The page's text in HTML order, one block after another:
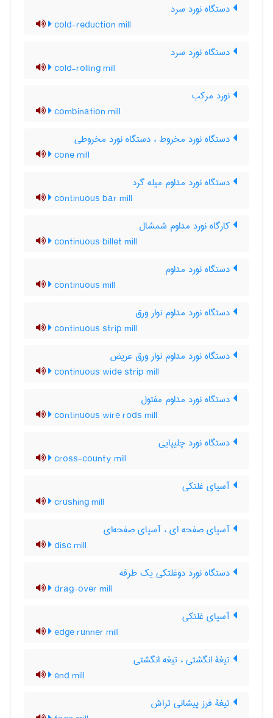
دستگاه نورد سرد
cold-reduction mill
دستگاه نورد سرد
cold-rolling mill
نورد مرکب
combination mill
دستگاه نورد مخروط ، دستگاه نورد مخروطی
cone mill
دستگاه نورد مداوم میله گرد
continuous bar mill
کارگاه نورد مداوم شمشال
continuous billet mill
دستگاه نورد مداوم
continuous mill
دستگاه نورد مداوم نوار ورق
continuous strip mill
دستگاه نورد مداوم نوار ورق عریض
continuous wide strip mill
دستگاه نورد مداوم مفتول
continuous wire rods mill
دستگاه نورد چلیپایی
cross-county mill
آسیای غلتکی
crushing mill
آسیای صفحه ای ، آسیای صفحه‌ای
disc mill
دستگاه نورد دوغلتکی یک طرفه
drag-over mill
آسیای غلتکی
edge runner mill
تیغۀ انگشتی ، تیغه انگشتی
end mill
تیغۀ فرز پیشانی تراش